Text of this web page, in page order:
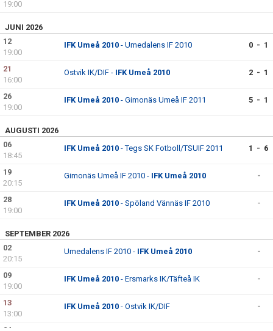
19:00
JUNI 2026
12
19:00
IFK Umeå 2010 - Umedalens IF 2010 0 - 1
21
16:00
Ostvik IK/DIF - IFK Umeå 2010 2 - 1
26
19:00
IFK Umeå 2010 - Gimonäs Umeå IF 2011 5 - 1
AUGUSTI 2026
06
18:45
IFK Umeå 2010 - Tegs SK Fotboll/TSUIF 2011 1 - 6
19
20:15
Gimonäs Umeå IF 2010 - IFK Umeå 2010 -
28
19:00
IFK Umeå 2010 - Spöland Vännäs IF 2010 -
SEPTEMBER 2026
02
20:15
Umedalens IF 2010 - IFK Umeå 2010 -
09
19:00
IFK Umeå 2010 - Ersmarks IK/Täfteå IK -
13
13:00
IFK Umeå 2010 - Ostvik IK/DIF -